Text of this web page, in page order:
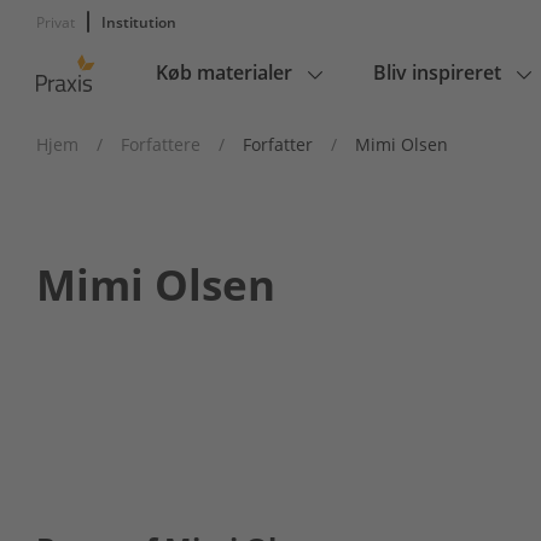
Privat Institution
Main
Køb materialer Bliv inspireret
Hjem / Forfattere / Forfatter / Mimi Olsen
Mimi Olsen